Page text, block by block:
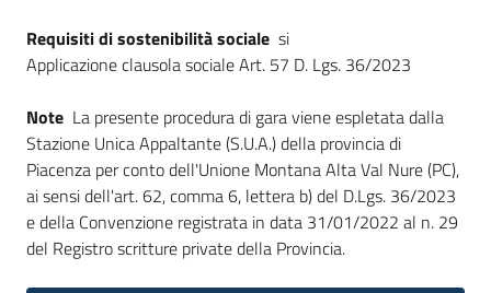
Requisiti di sostenibilità sociale si
Applicazione clausola sociale Art. 57 D. Lgs. 36/2023
Note La presente procedura di gara viene espletata dalla
Stazione Unica Appaltante (S.U.A.) della provincia di
Piacenza per conto dell'Unione Montana Alta Val Nure (PC),
ai sensi dell'art. 62, comma 6, lettera b) del D.Lgs. 36/2023
e della Convenzione registrata in data 31/01/2022 al n. 29
del Registro scritture private della Provincia.